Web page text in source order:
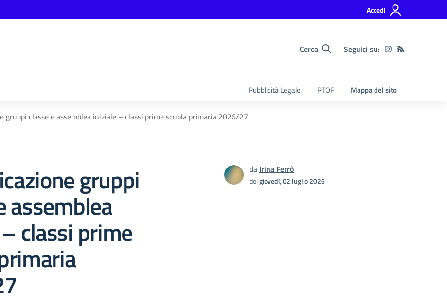
Accedi
Cerca Seguici su:
Pubblicità Legale PTOF Mappa del sito
gruppi classe e assemblea iniziale – classi prime scuola primaria 2026/27
gruppi
assemblea
classi prime
da Irina Ferrò
delgiovedì, 02 luglio 2026